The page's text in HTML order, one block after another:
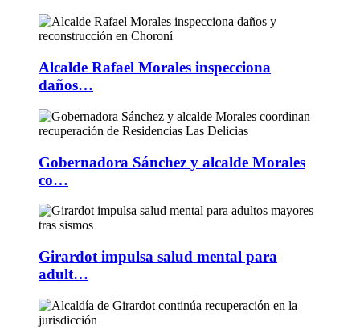
Alcalde Rafael Morales inspecciona
daños…
Gobernadora Sánchez y alcalde Morales
co…
Girardot impulsa salud mental para
adult…